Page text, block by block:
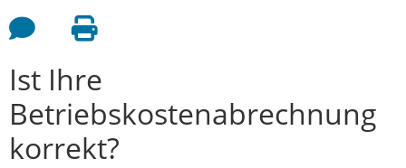
Feedback an Autor
Seite drucken
Ist Ihre
Betriebskostenabrechnung
korrekt?